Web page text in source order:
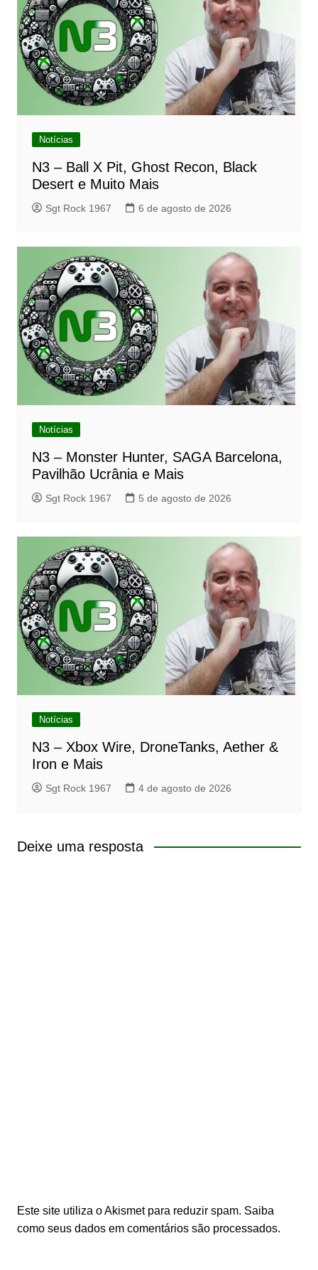
Notícias
N3 – Ball X Pit, Ghost Recon, Black
Desert e Muito Mais
Sgt Rock 1967 6 de agosto de 2026
Notícias
N3 – Monster Hunter, SAGA Barcelona,
Pavilhão Ucrânia e Mais
Sgt Rock 1967 5 de agosto de 2026
Notícias
N3 – Xbox Wire, DroneTanks, Aether &
Iron e Mais
Sgt Rock 1967 4 de agosto de 2026
Deixe uma resposta
Este site utiliza o Akismet para reduzir spam. Saiba
como seus dados em comentários são processados.